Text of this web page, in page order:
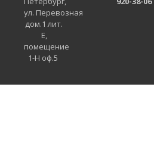
ул. Перевозная
дом.1 лит.
Е,
помещение
1-Н оф.5